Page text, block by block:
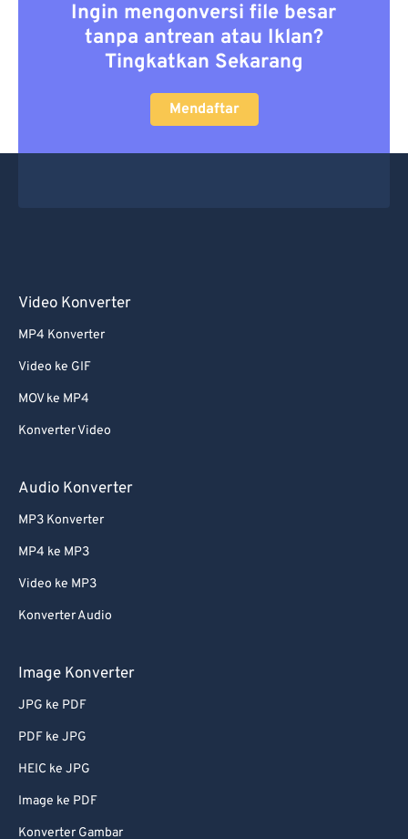
Ingin mengonversi file besar
tanpa antrean atau Iklan?
Tingkatkan Sekarang
Mendaftar
Video Konverter
MP4 Konverter
Video ke GIF
MOV ke MP4
Konverter Video
Audio Konverter
MP3 Konverter
MP4 ke MP3
Video ke MP3
Konverter Audio
Image Konverter
JPG ke PDF
PDF ke JPG
HEIC ke JPG
Image ke PDF
Konverter Gambar